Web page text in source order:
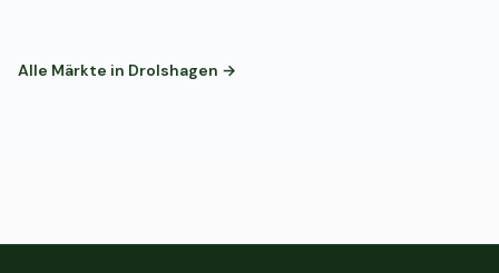
Alle Märkte in Drolshagen →